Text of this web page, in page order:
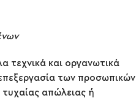
τεχνικά και οργανωτικά
των προσωπικών
απώλειας ή